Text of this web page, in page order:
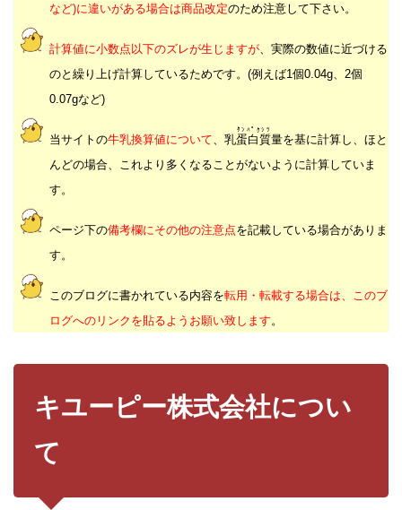
など)に違いがある場合は商品改定のため注意して下さい。
計算値に小数点以下のズレが生じますが 、実際の数値に近づける
のと繰り上げ計算しているためです。(例えば1個0.04g、2個
0.07gなど)
当サイトの牛乳換算値について 、乳蛋白質
ﾀﾝﾊﾟｸｼﾂ
量を基に計算し、ほと
んどの場合、これより多くなることがないように計算していま
す。
ページ下の備考欄にその他の注意点を記載している場合がありま
す。
このブログに書かれている内容を転用・転載する場合は、このブ
ログへのリンクを貼るようお願い致します 。
キユーピー株式会社につい
て